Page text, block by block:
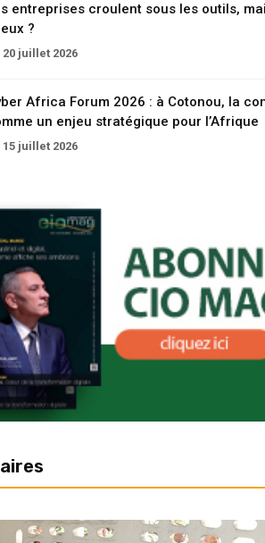
entreprises croulent sous les outils,
?
20 juillet 2026
Africa Forum 2026 : à Cotonou, la
un enjeu stratégique pour l’Afrique
15 juillet 2026